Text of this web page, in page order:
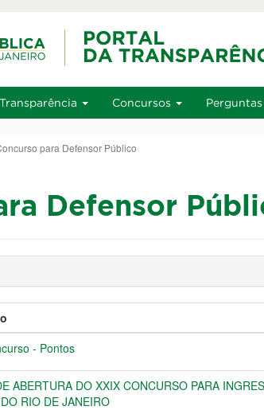
Transparência Concursos
para Defensor Público
Defensor
- Pontos
ABERTURA DO XXIX CONCURSO PARA
RIO DE JANEIRO